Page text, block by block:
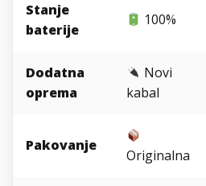
Stanje
baterije
100%
Dodatna
oprema
Novi
kabal
Pakovanje
Originalna